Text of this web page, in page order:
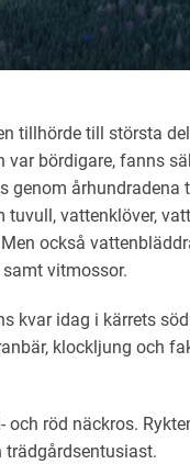
tillhörde till största
var bördigare, fanns
genom århundradena
vattenklöver,
också
vitmossor.
kvar idag i kärrets
klockljung och
och röd näckros.